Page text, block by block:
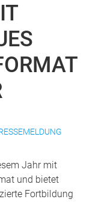
Jahr mit
und bietet
Fortbildung